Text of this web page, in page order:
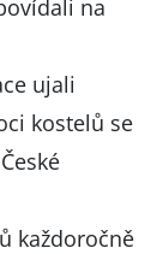
na
ujali
kostelů se
každoročně